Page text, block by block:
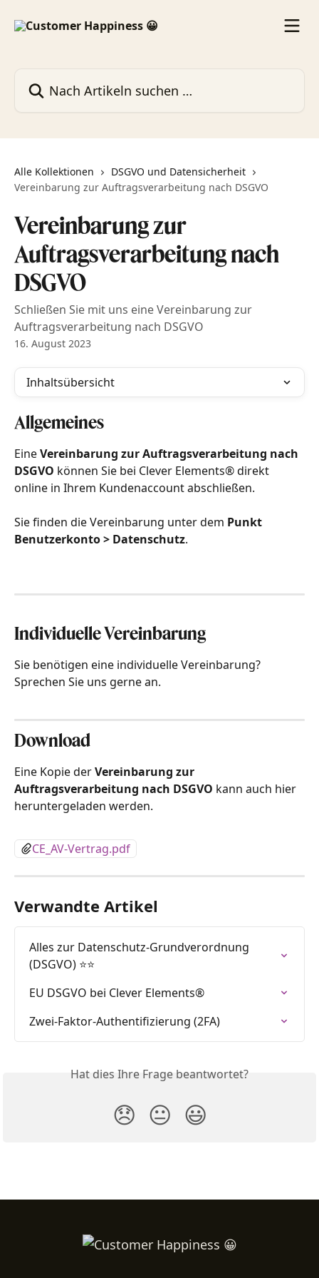
Alle Kollektionen
DSGVO und Datensicherheit
Vereinbarung zur Auftragsverarbeitung nach DSGVO
Vereinbarung zur
Auftragsverarbeitung nach
DSGVO
Schließen Sie mit uns eine Vereinbarung zur
Auftragsverarbeitung nach DSGVO
16. August 2023
Inhaltsübersicht
Allgemeines
Eine Vereinbarung zur Auftragsverarbeitung nach
DSGVO können Sie bei Clever Elements® direkt
online in Ihrem Kundenaccount abschließen.
Sie finden die Vereinbarung unter dem Punkt
Benutzerkonto > Datenschutz.
Individuelle Vereinbarung
Sie benötigen eine individuelle Vereinbarung?
Sprechen Sie uns gerne an.
Download
Eine Kopie der Vereinbarung zur
Auftragsverarbeitung nach DSGVO kann auch hier
heruntergeladen werden.
CE_AV-Vertrag.pdf
Verwandte Artikel
Alles zur Datenschutz-Grundverordnung
(DSGVO) ⭐⭐
EU DSGVO bei Clever Elements®
Zwei-Faktor-Authentifizierung (2FA)
Hat dies Ihre Frage beantwortet?
😞 😐 😃